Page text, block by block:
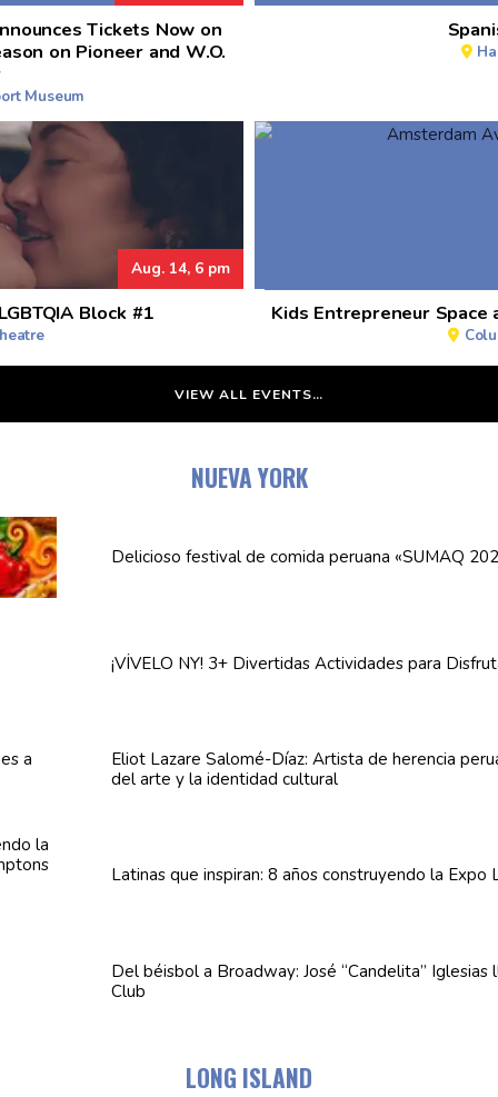
Tickets Now on
on Pioneer and W.O.
Museum
Aug. 14, 6 pm
Block #1 Kids Entrepreneur
VIEW ALL EVENTS…
NUEVA YORK
Delicioso festival de comida peruana «SUMAQ
¡VÍVELO NY! 3+ DivertidasActividades para
Eliot LazareSalomé-Díaz: Artista de herencia
del arte y la identidad cultural
Latinas que inspiran: 8 añosconstruyendo la Expo
Del béisbol a Broadway: José“Candelita” Iglesias
Club
LONG ISLAND